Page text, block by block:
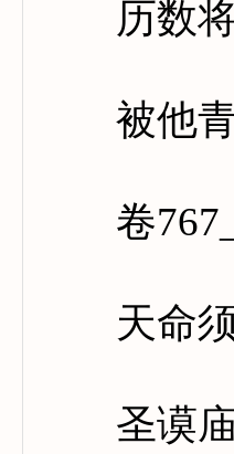
历数将
被他青
卷
天命须
圣谟庙